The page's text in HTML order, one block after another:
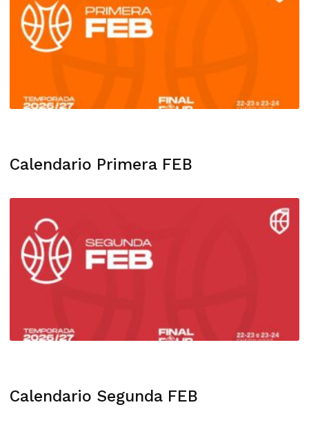
Calendario Primera FEB
Calendario Segunda FEB